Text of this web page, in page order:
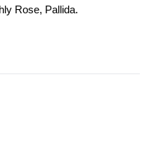
Rose, Pallida.